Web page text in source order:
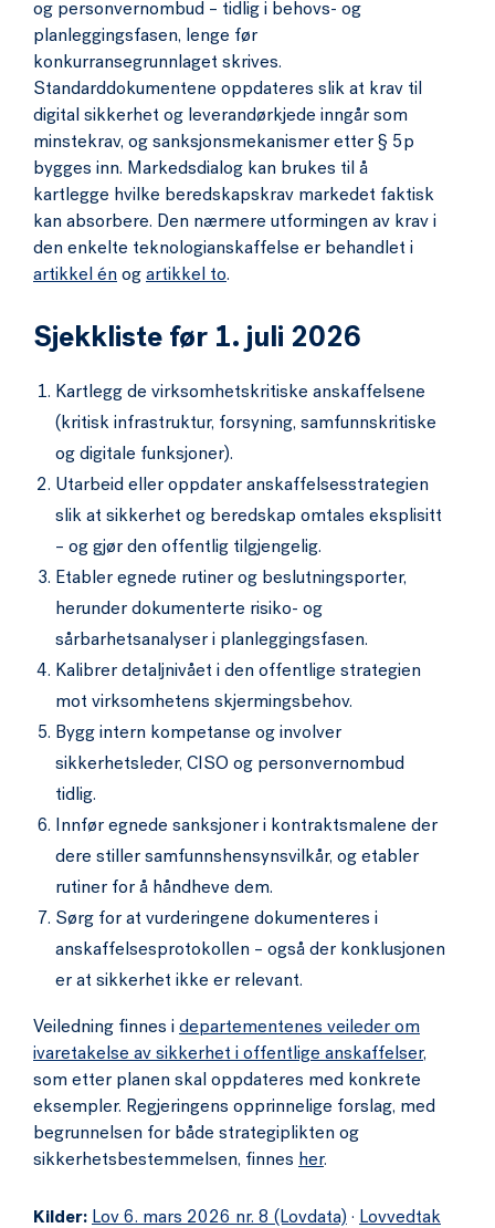
og personvernombud – tidlig i behovs- og
planleggingsfasen, lenge før
konkurransegrunnlaget skrives.
Standarddokumentene oppdateres slik at krav til
digital sikkerhet og leverandørkjede inngår som
minstekrav, og sanksjonsmekanismer etter § 5p
bygges inn. Markedsdialog kan brukes til å
kartlegge hvilke beredskapskrav markedet faktisk
kan absorbere. Den nærmere utformingen av krav i
den enkelte teknologianskaffelse er behandlet i
artikkel én og artikkel to.
Sjekkliste før 1. juli 2026
Kartlegg de virksomhetskritiske anskaffelsene
(kritisk infrastruktur, forsyning, samfunnskritiske
og digitale funksjoner).
Utarbeid eller oppdater anskaffelsesstrategien
slik at sikkerhet og beredskap omtales eksplisitt
– og gjør den offentlig tilgjengelig.
Etabler egnede rutiner og beslutningsporter,
herunder dokumenterte risiko- og
sårbarhetsanalyser i planleggingsfasen.
Kalibrer detaljnivået i den offentlige strategien
mot virksomhetens skjermingsbehov.
Bygg intern kompetanse og involver
sikkerhetsleder, CISO og personvernombud
tidlig.
Innfør egnede sanksjoner i kontraktsmalene der
dere stiller samfunnshensynsvilkår, og etabler
rutiner for å håndheve dem.
Sørg for at vurderingene dokumenteres i
anskaffelsesprotokollen – også der konklusjonen
er at sikkerhet ikke er relevant.
Veiledning finnes i departementenes veileder om
ivaretakelse av sikkerhet i offentlige anskaffelser,
som etter planen skal oppdateres med konkrete
eksempler. Regjeringens opprinnelige forslag, med
begrunnelsen for både strategiplikten og
sikkerhetsbestemmelsen, finnes her.
Kilder: Lov 6. mars 2026 nr. 8 (Lovdata) · Lovvedtak